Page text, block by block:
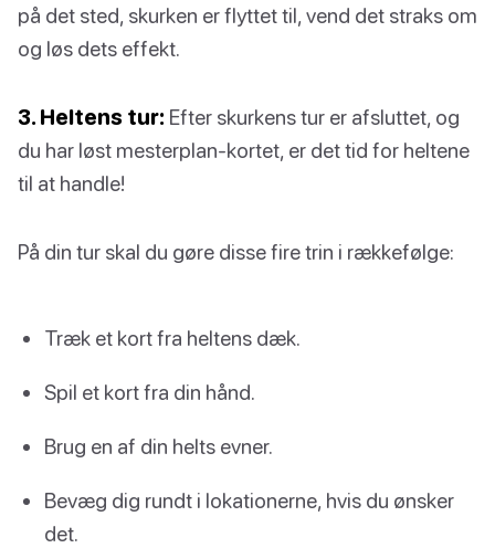
på det sted, skurken er flyttet til, vend det straks om
og løs dets effekt.
3. Heltens tur: Efter skurkens tur er afsluttet, og
du har løst mesterplan-kortet, er det tid for heltene
til at handle!
På din tur skal du gøre disse fire trin i rækkefølge:
Træk et kort fra heltens dæk.
Spil et kort fra din hånd.
Brug en af din helts evner.
Bevæg dig rundt i lokationerne, hvis du ønsker
det.